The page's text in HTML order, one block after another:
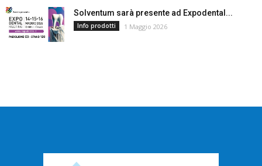
Solventum sarà presente ad Expodental...
Info prodotti 1 Maggio 2026